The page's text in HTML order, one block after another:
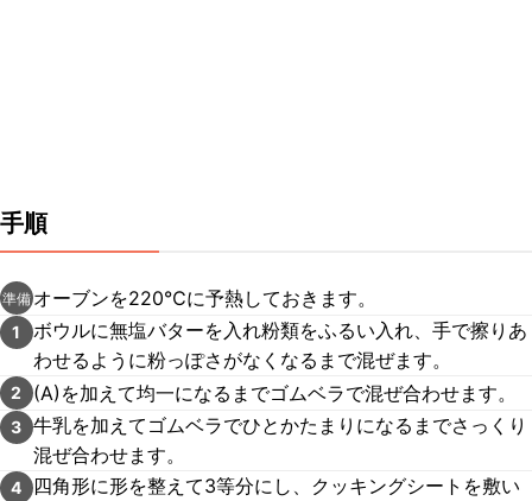
手順
準備 オーブンを220℃に予熱しておきます。
1
ボウルに無塩バターを入れ粉類をふるい入れ、手で擦りあ
わせるように粉っぽさがなくなるまで混ぜます。
2 (A)を加えて均一になるまでゴムベラで混ぜ合わせます。
3 牛乳を加えてゴムベラでひとかたまりになるまでさっくり
混ぜ合わせます。
4
四角形に形を整えて3等分にし、クッキングシートを敷い